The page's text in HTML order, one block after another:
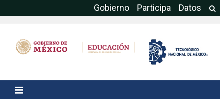
Gobierno Participa Datos